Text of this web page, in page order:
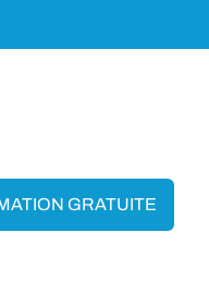
GRATUITE